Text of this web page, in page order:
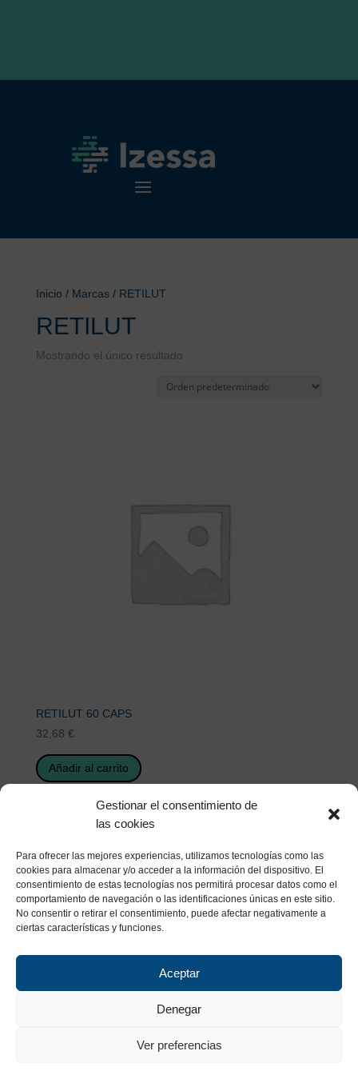
Gestionar el consentimiento de
las cookies
Para ofrecer las mejores experiencias, utilizamos tecnologías como las
cookies para almacenar y/o acceder a la información del dispositivo. El
consentimiento de estas tecnologías nos permitirá procesar datos como el
comportamiento de navegación o las identificaciones únicas en este sitio.
No consentir o retirar el consentimiento, puede afectar negativamente a
ciertas características y funciones.
Aceptar
Denegar
Ver preferencias
Inicio / Marcas / RETILUT
RETILUT
Mostrando el único resultado
RETILUT 60 CAPS
32,68 €
Añadir al carrito